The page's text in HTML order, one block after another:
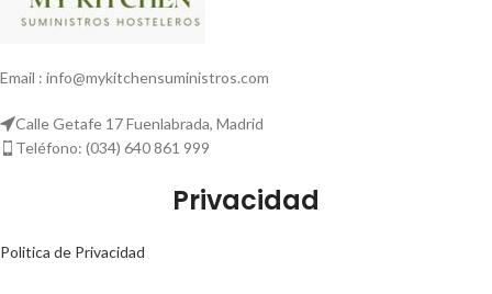
Email : info@mykitchensuministros.com
Calle Getafe 17 Fuenlabrada, Madrid
Teléfono: (034) 640 861 999
Privacidad
Politica de Privacidad